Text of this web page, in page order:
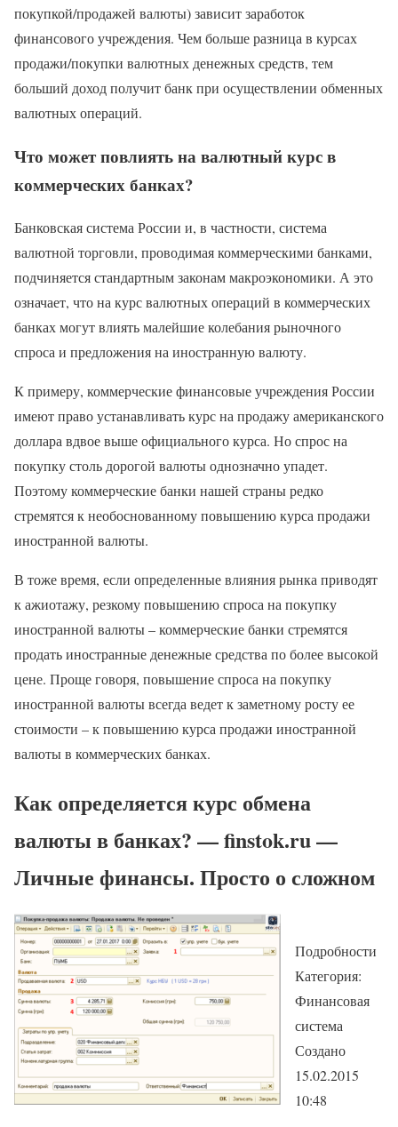
покупкой/продажей валюты) зависит заработок
финансового учреждения. Чем больше разница в курсах
продажи/покупки валютных денежных средств, тем
больший доход получит банк при осуществлении обменных
валютных операций.
Что может повлиять на валютный курс в
коммерческих банках?
Банковская система России и, в частности, система
валютной торговли, проводимая коммерческими банками,
подчиняется стандартным законам макроэкономики. А это
означает, что на курс валютных операций в коммерческих
банках могут влиять малейшие колебания рыночного
спроса и предложения на иностранную валюту.
К примеру, коммерческие финансовые учреждения России
имеют право устанавливать курс на продажу американского
доллара вдвое выше официального курса. Но спрос на
покупку столь дорогой валюты однозначно упадет.
Поэтому коммерческие банки нашей страны редко
стремятся к необоснованному повышению курса продажи
иностранной валюты.
В тоже время, если определенные влияния рынка приводят
к ажиотажу, резкому повышению спроса на покупку
иностранной валюты – коммерческие банки стремятся
продать иностранные денежные средства по более высокой
цене. Проще говоря, повышение спроса на покупку
иностранной валюты всегда ведет к заметному росту ее
стоимости – к повышению курса продажи иностранной
валюты в коммерческих банках.
Как определяется курс обмена
валюты в банках? — finstok.ru —
Личные финансы. Просто о сложном
Подробности
Категория:
Финансовая
система
Создано
15.02.2015
10:48